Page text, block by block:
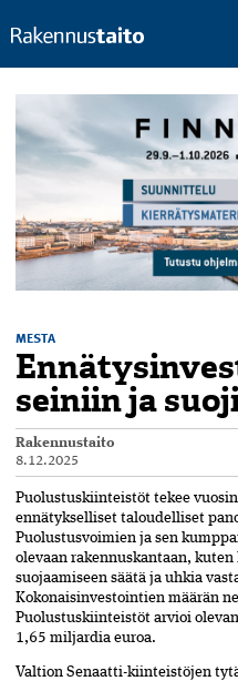
MESTA
seiniin ja
Rakennustaito
8.12.2025
Puolustuskiinteistöt tekee
ennätykselliset taloudelliset
Puolustusvoimien ja sen
olevaan rakennuskantaan, kuten
suojaamiseen säätä ja uhkia
Kokonaisinvestointien määrän
Puolustuskiinteistöt arvioi olevan
1,65 miljardia euroa.
Valtion Senaatti-kiinteistöjen